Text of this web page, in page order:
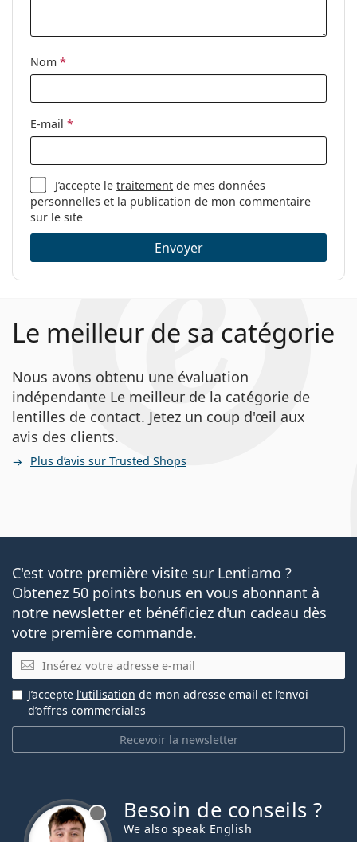
Ceci est un dispositif médical. Lisez le mode d'emploi
Clip-on:
Non
Accessoires
nettoyage:
Sexe:
Pour femmes
Catégorie:
Lunettes de vue
Marque:
Carolina Herrera
Code:
HER0164 RHL 17 55
Nom *
E-mail *
J’accepte letraitement de mes données
personnelles et la publication de mon commentaire
sur le site
Envoyer
Le meilleur de sa catégorie
Nous avons obtenu une évaluation
indépendante Le meilleur de la catégorie de
lentilles de contact. Jetez un coup d'œil aux
avis des clients.
Plus d’avis sur Trusted Shops
C'est votre première visite sur Lentiamo ?
Obtenez 50 points bonus en vous abonnant à
notre newsletter et bénéficiez d'un cadeau dès
votre première commande.
E-mail
Recevoir la newsletter
J’accepte l’utilisation de mon adresse email et l’envoi
d’offres commerciales
Besoin de conseils ?
We also speak English